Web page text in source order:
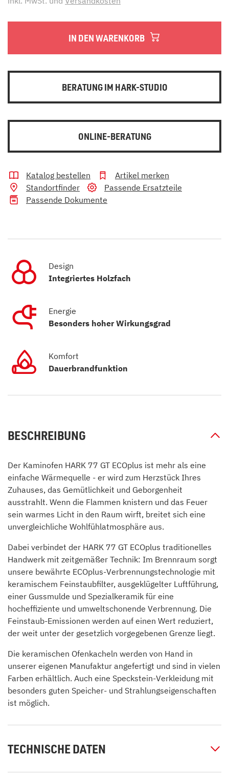
IN DEN WARENKORB
BERATUNG IM HARK-STUDIO
ONLINE-BERATUNG
Katalog bestellen
Artikel merken
Standortfinder
Passende Ersatzteile
Passende Dokumente
Design
Integriertes Holzfach
Energie
Besonders hoher Wirkungsgrad
Komfort
Dauerbrandfunktion
BESCHREIBUNG
Der Kaminofen HARK 77 GT ECOplus ist mehr als eine
einfache Wärmequelle - er wird zum Herzstück Ihres
Zuhauses, das Gemütlichkeit und Geborgenheit
ausstrahlt. Wenn die Flammen knistern und das Feuer
sein warmes Licht in den Raum wirft, breitet sich eine
unvergleichliche Wohlfühlatmosphäre aus.
Dabei verbindet der HARK 77 GT ECOplus traditionelles
Handwerk mit zeitgemäßer Technik: Im Brennraum sorgt
unsere bewährte ECOplus-Verbrennungstechnologie mit
keramischem Feinstaubfilter, ausgeklügelter Luftführung,
einer Gussmulde und Spezialkeramik für eine
hocheffiziente und umweltschonende Verbrennung. Die
Feinstaub-Emissionen werden auf einen Wert reduziert,
der weit unter der gesetzlich vorgegebenen Grenze liegt.
Die keramischen Ofenkacheln werden von Hand in
unserer eigenen Manufaktur angefertigt und sind in vielen
Farben erhältlich. Auch eine Speckstein-Verkleidung mit
besonders guten Speicher- und Strahlungseigenschaften
ist möglich.
TECHNISCHE DATEN